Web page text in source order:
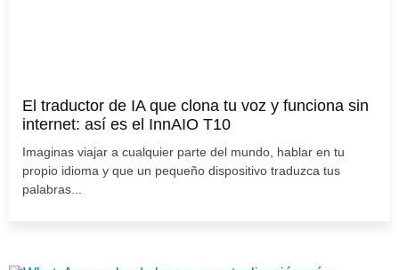
El traductor de IA que clona tu voz y funciona sin
internet: así es el InnAIO T10
Imaginas viajar a cualquier parte del mundo, hablar en tu
propio idioma y que un pequeño dispositivo traduzca tus
palabras...